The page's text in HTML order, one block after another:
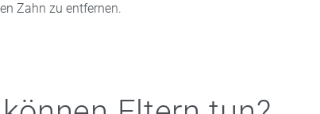
Zahn zu entfernen.